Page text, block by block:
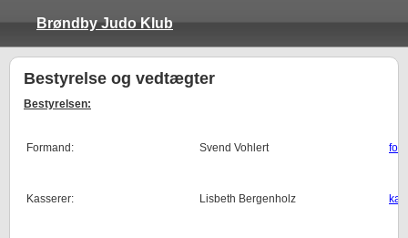
Brøndby Judo Klub
Bestyrelse og vedtægter
Bestyrelsen:
Formand: Svend Vohlert
Kasserer: Lisbeth Bergenholz